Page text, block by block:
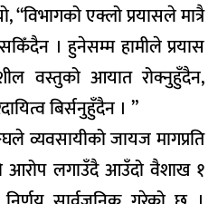
“विभागको एक्लो प्रयासले मात्रै
। हुनेसम्म हामीले प्रयास
वस्तुको आयात रोक्नुहुँदैन,
बिर्सनुहुँदैन । ”
व्यवसायीको जायज मागप्रति
लगाउँदै आउँदो वैशाख १